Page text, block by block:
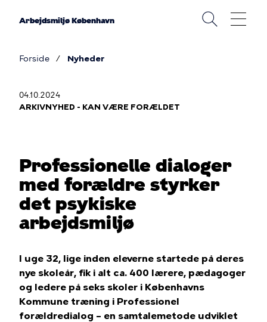
Arbejdsmiljø København
Forside Nyheder
04.10.2024
ARKIVNYHED - KAN VÆRE FORÆLDET
Professionelle dialoger
med forældre styrker
det psykiske
arbejdsmiljø
I uge 32, lige inden eleverne startede på deres
nye skoleår, fik i alt ca. 400 lærere, pædagoger
og ledere på seks skoler i Københavns
Kommune træning i Professionel
forældredialog – en samtalemetode udviklet